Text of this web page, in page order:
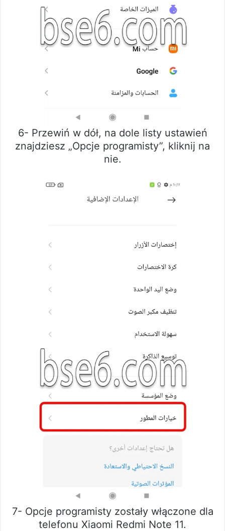
6- Przewiń w dół, na dole listy ustawień
znajdziesz „Opcje programisty”, kliknij na
nie.
7- Opcje programisty zostały włączone dla
telefonu Xiaomi Redmi Note 11.